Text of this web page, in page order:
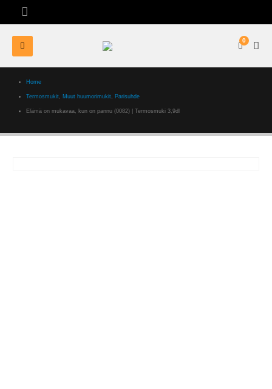
0
Home
Termosmukit, Muut huumorimukit, Parisuhde
Elämä on mukavaa, kun on pannu (0082) | Termosmuki 3,9dl